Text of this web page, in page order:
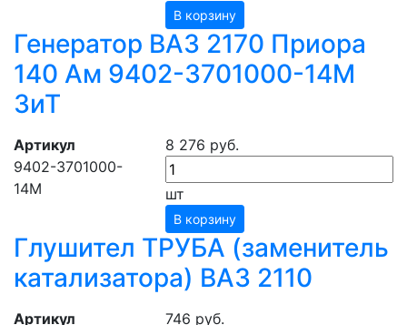
В корзину
Генератор ВАЗ 2170 Приора
140 Ам 9402-3701000-14М
ЗиТ
Артикул
9402-3701000-
14М
8 276 руб.
шт
В корзину
Глушител ТРУБА (заменитель
катализатора) ВАЗ 2110
Артикул
746 руб.